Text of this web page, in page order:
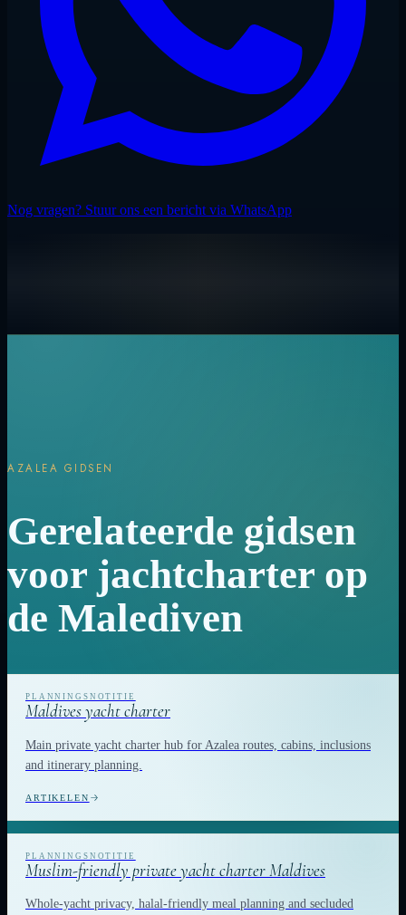
Nog vragen? Stuur ons een bericht via WhatsApp
AZALEA GIDSEN
Gerelateerde gidsen
voor jachtcharter op
de Malediven
Maldives yacht charter
Main private yacht charter hub for Azalea routes, cabins, inclusions
and itinerary planning.
ARTIKELEN
Muslim-friendly private yacht charter Maldives
Whole-yacht privacy, halal-friendly meal planning and secluded